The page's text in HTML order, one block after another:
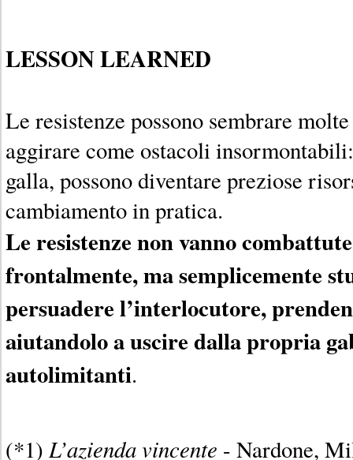
LESSON LEARNED
Le resistenze possono sembrare
aggirare come ostacoli
galla, possono diventare preziose
cambiamento in pratica.
Le resistenze non vanno
frontalmente, ma semplicemente
persuadere l’interlocutore,
aiutandolo a uscire dalla propria
autolimitanti.
(*1)L’azienda vincente - Nardone,